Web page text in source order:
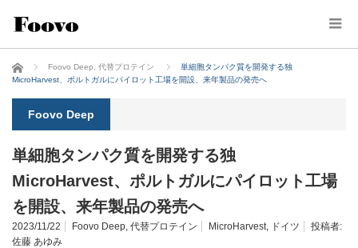
ホーム Foovo Deep 代替プロテイン
単細胞タンパク質を開発する独
MicroHarvest、ポルトガルにパイロット工場を開設、来年製品の発売へ
Foovo Deep
単細胞タンパク質を開発する独
MicroHarvest、ポルトガルにパイロット工場
を開設、来年製品の発売へ
2023/11/22 Foovo Deep, 代替プロテイン MicroHarvest, ドイツ
投稿者:
佐藤 あゆみ